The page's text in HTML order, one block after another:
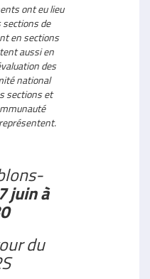
ont eu lieu
de
en sections
aussi en
des
national
sections et
juin à
du